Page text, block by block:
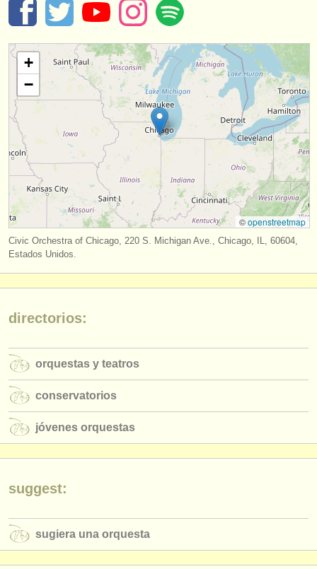
directorios:
orquestas y teatros
conservatorios
jóvenes orquestas
musicalchairs:
acerca de musicalchairs
contáctenos
fuentes rss
noticias sobre música clásica
editor:
find out about our
ATSfaq
+
−
©openstreetmap
Civic Orchestra of Chicago, 220 S. Michigan Ave., Chicago, IL, 60604,
Estados Unidos.
directorios:
orquestas y teatros
conservatorios
jóvenes orquestas
suggest:
sugiera una orquesta